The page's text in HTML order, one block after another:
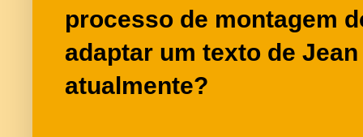
processo de montagem
adaptar um texto de
atualmente?